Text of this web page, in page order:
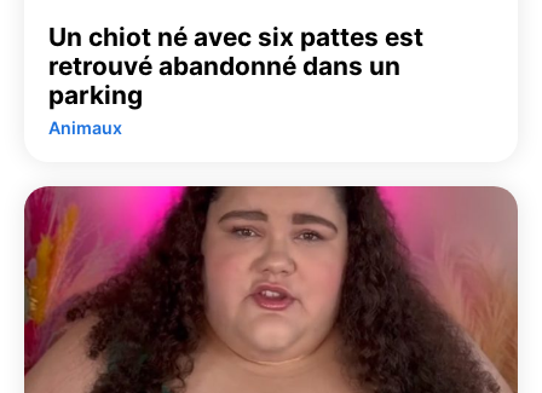
Un chiot né avec six pattes est
retrouvé abandonné dans un
parking
Animaux